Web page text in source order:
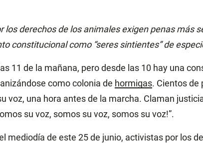
los derechos de los animales exigen penas más
constitucional como “seres sintientes” de
11 de la mañana, pero desde las 10 hay una
como colonia de hormigas. Cientos de
voz, una hora antes de la marcha. Claman
su voz, somos su voz, somos su voz!”.
mediodía de este 25 de junio, activistas por los